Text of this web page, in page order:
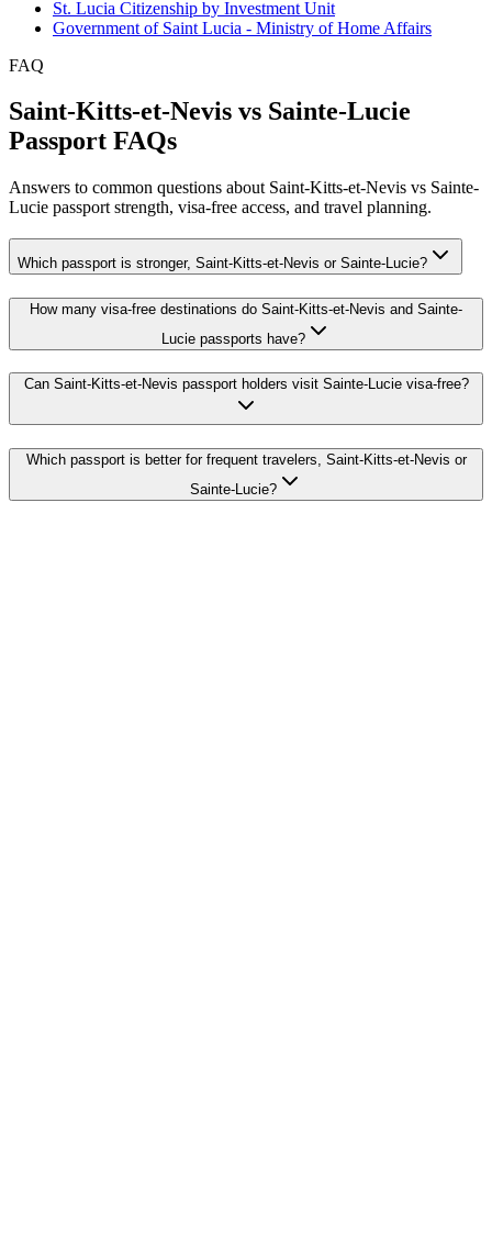
St. Lucia Citizenship by Investment Unit
Government of Saint Lucia - Ministry of Home Affairs
FAQ
Saint-Kitts-et-Nevis vs Sainte-Lucie
Passport FAQs
Answers to common questions about Saint-Kitts-et-Nevis vs Sainte-
Lucie passport strength, visa-free access, and travel planning.
Which passport is stronger, Saint-Kitts-et-Nevis or Sainte-Lucie?
How many visa-free destinations do Saint-Kitts-et-Nevis and Sainte-
Lucie passports have?
Can Saint-Kitts-et-Nevis passport holders visit Sainte-Lucie visa-free?
Which passport is better for frequent travelers, Saint-Kitts-et-Nevis or
Sainte-Lucie?